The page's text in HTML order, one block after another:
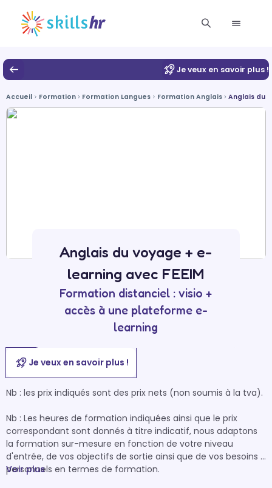
Je veux en savoir plus !
Accueil Formation Formation Langues Formation Anglais Anglais du
Anglais du voyage + e-
learning avec FEEIM
Formation distanciel : visio +
accès à une plateforme e-
learning
Je veux en savoir plus !
Nb : les prix indiqués sont des prix nets (non soumis à la tva).
Nb : Les heures de formation indiquées ainsi que le prix
correspondant sont donnés à titre indicatif, nous adaptons
la formation sur-mesure en fonction de votre niveau
d'entrée, de vos objectifs de sortie ainsi que de vos besoins
personnels en termes de formation.
Voir plus